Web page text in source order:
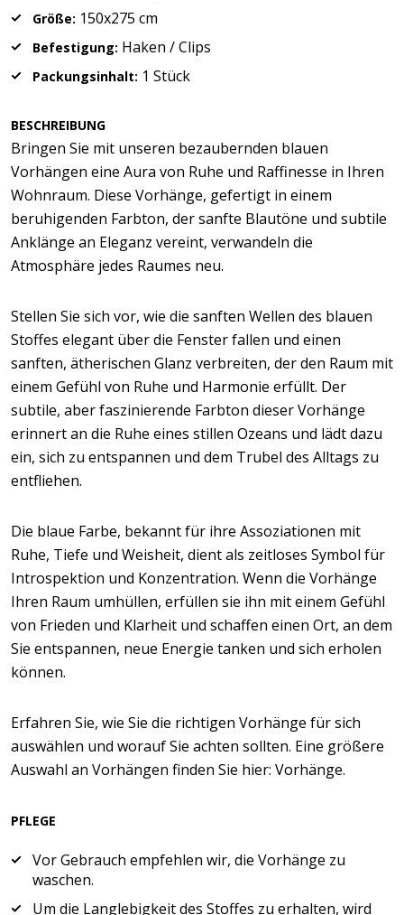
Größe: 150x275 cm
Befestigung: Haken / Clips
Packungsinhalt: 1 Stück
BESCHREIBUNG
Bringen Sie mit unseren bezaubernden blauen
Vorhängen eine Aura von Ruhe und Raffinesse in Ihren
Wohnraum. Diese Vorhänge, gefertigt in einem
beruhigenden Farbton, der sanfte Blautöne und subtile
Anklänge an Eleganz vereint, verwandeln die
Atmosphäre jedes Raumes neu.
Stellen Sie sich vor, wie die sanften Wellen des blauen
Stoffes elegant über die Fenster fallen und einen
sanften, ätherischen Glanz verbreiten, der den Raum mit
einem Gefühl von Ruhe und Harmonie erfüllt. Der
subtile, aber faszinierende Farbton dieser Vorhänge
erinnert an die Ruhe eines stillen Ozeans und lädt dazu
ein, sich zu entspannen und dem Trubel des Alltags zu
entfliehen.
Die blaue Farbe, bekannt für ihre Assoziationen mit
Ruhe, Tiefe und Weisheit, dient als zeitloses Symbol für
Introspektion und Konzentration. Wenn die Vorhänge
Ihren Raum umhüllen, erfüllen sie ihn mit einem Gefühl
von Frieden und Klarheit und schaffen einen Ort, an dem
Sie entspannen, neue Energie tanken und sich erholen
können.
Erfahren Sie, wie Sie die richtigen Vorhänge für sich
auswählen und worauf Sie achten sollten. Eine größere
Auswahl an Vorhängen finden Sie hier: Vorhänge.
PFLEGE
Vor Gebrauch empfehlen wir, die Vorhänge zu
waschen.
Um die Langlebigkeit des Stoffes zu erhalten, wird